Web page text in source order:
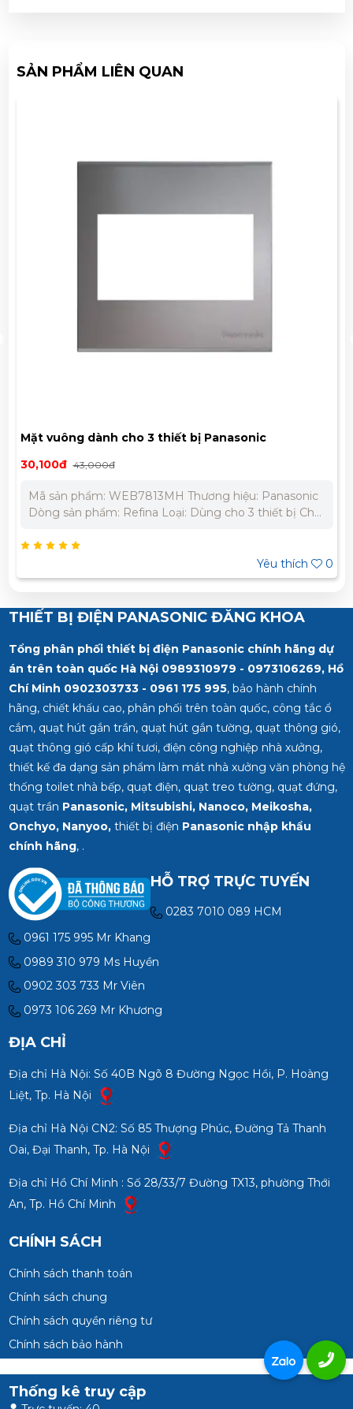
SẢN PHẨM LIÊN QUAN
Mặt vuông dành cho 3 thiết bị Panasonic
WEB7813MH
30,100đ 43,000đ
Mã sản phẩm: WEB7813MH Thương hiệu: Panasonic
Dòng sản phẩm: Refina Loại: Dùng cho 3 thiết bị Chất
Tháng Liên hệ chúng tôi để nhận báo giá tốt nhất cho
dự án. Miền Bắc : 0989 310 979 – 0973 106 269 Miền
Nam: 0902 303 733 – 0945 332 980
Yêu thích 0
THIẾT BỊ ĐIỆN PANASONIC ĐĂNG KHOA
Tổng phân phối thiết bị điện Panasonic chính hãng dự
án trên toàn quốc Hà Nội 0989310979 - 0973106269, Hồ
Chí Minh 0902303733 - 0961 175 995, bảo hành chính
hãng, chiết khấu cao, phân phối trên toàn quốc, công tắc ổ
cắm, quạt hút gắn trần, quạt hút gắn tường, quạt thông gió,
quạt thông gió cấp khí tươi, điện công nghiệp nhà xưởng,
thiết kế đa dạng sản phẩm làm mát nhà xưởng văn phòng hệ
thống toilet nhà bếp, quạt điện, quạt treo tường, quạt đứng,
quạt trần Panasonic, Mitsubishi, Nanoco, Meikosha,
Onchyo, Nanyoo,thiết bị điện Panasonic nhập khẩu
chính hãng, .
HỖ TRỢ TRỰC TUYẾN
0283 7010 089 HCM
0961 175 995 Mr Khang
0989 310 979 Ms Huyền
0902 303 733 Mr Viên
0973 106 269 Mr Khương
ĐỊA CHỈ
Địa chỉ Hà Nội: Số 40B Ngõ 8 Đường Ngọc Hồi, P. Hoàng
Liệt, Tp. Hà Nội
Địa chỉ Hà Nội CN2: Số 85 Thượng Phúc, Đường Tả Thanh
Oai, Đại Thanh, Tp. Hà Nội
Địa chỉ Hồ Chí Minh : Số 28/33/7 Đường TX13, phường Thới
An, Tp. Hồ Chí Minh
CHÍNH SÁCH
Chính sách thanh toán
Chính sách chung
Chính sách quyền riêng tư
Chính sách bảo hành
Thống kê truy cập